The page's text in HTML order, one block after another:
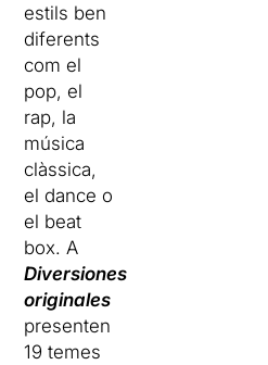
estils ben
diferents
com el
pop, el
rap, la
música
clàssica,
el dance o
el beat
box. A
Diversiones
originales
presenten
19 temes